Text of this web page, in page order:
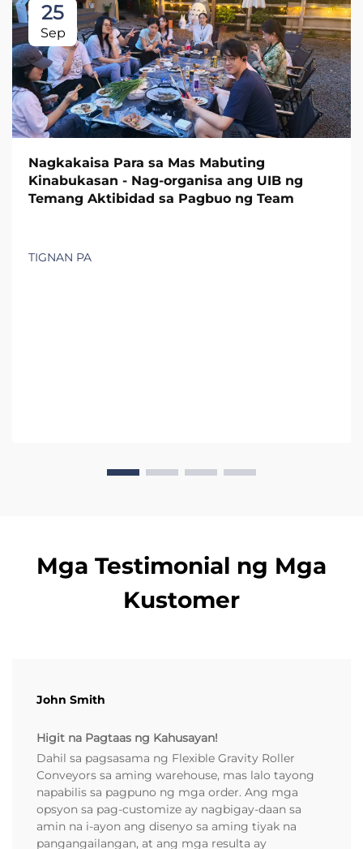
25
Sep
Nagkakaisa Para sa Mas Mabuting
Kinabukasan - Nag-organisa ang UIB ng
Temang Aktibidad sa Pagbuo ng Team
TIGNAN PA
Mga Testimonial ng Mga
Kustomer
John Smith
Higit na Pagtaas ng Kahusayan!
Dahil sa pagsasama ng Flexible Gravity Roller
Conveyors sa aming warehouse, mas lalo tayong
napabilis sa pagpuno ng mga order. Ang mga
opsyon sa pag-customize ay nagbigay-daan sa
amin na i-ayon ang disenyo sa aming tiyak na
pangangailangan, at ang mga resulta ay